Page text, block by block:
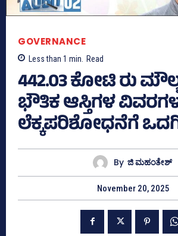
GOVERNANCE
Less than 1 min. Read
442.03 ಕೋಟಿ ರು
ಭೌತಿಕ ಆಸ್ತಿಗಳ
ಲೆಕ್ಕಪರಿಶೋಧನೆಗೆ
By ಜಿ ಮಹಂತೇಶ್
November 20, 2025